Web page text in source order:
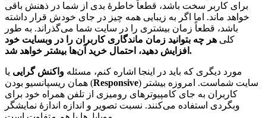
برای کاربر سخت باشد، قطعاً خاطرۀ بدی از شما در ذهنش باقی
خواهد ماند. اما اگر به زیبایی همه چیز در جای خودش قرار داشته
باشد، قطعاً زمان بیشتری را در سایت شما می‌گذراند. به طور
کلی هر چه بتوانید زمان ماندگاری کاربران را در وبسایت خود
افزایش دهید، احتمال خرید آن‌ها بیشتر خواهد شد.
مورد دیگری که باید در اینجا اشاره کنم، مسئله واکنش گرایی یا
همان ریسپانسیو بودن (Responsive) سایت شماست. امروزه بیشتر
کاربران به جای کامپیوترهای رومیزی از تلفن همراه خود برای
وبگردی استفاده می‌کنند. نسبت تصویر و اندازه اندازۀ نمایشگر